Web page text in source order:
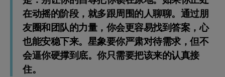
在动摇的阶段，就多跟周围的人聊聊。通过朋
友圈和团队的力量，你会更容易找到答案，心
也能安稳下来。星象要你严肃对待需求，但不
会逼你硬撑到底。你只需要把该来的认真接
住。